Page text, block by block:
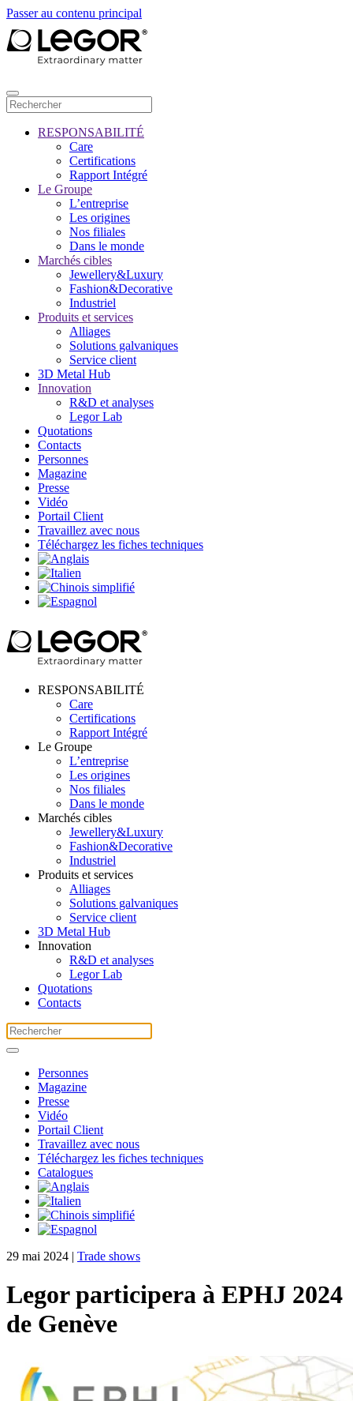
Passer au contenu principal
RESPONSABILITÉ
Care
Certifications
Rapport Intégré
Le Groupe
L’entreprise
Les origines
Nos filiales
Dans le monde
Marchés cibles
Jewellery&Luxury
Fashion&Decorative
Industriel
Produits et services
Alliages
Solutions galvaniques
Service client
3D Metal Hub
Innovation
R&D et analyses
Legor Lab
Quotations
Contacts
Personnes
Magazine
Presse
Vidéo
Portail Client
Travaillez avec nous
Téléchargez les fiches techniques
RESPONSABILITÉ
Care
Certifications
Rapport Intégré
Le Groupe
L’entreprise
Les origines
Nos filiales
Dans le monde
Marchés cibles
Jewellery&Luxury
Fashion&Decorative
Industriel
Produits et services
Alliages
Solutions galvaniques
Service client
3D Metal Hub
Innovation
R&D et analyses
Legor Lab
Quotations
Contacts
Personnes
Magazine
Presse
Vidéo
Portail Client
Travaillez avec nous
Téléchargez les fiches techniques
Catalogues
29 mai 2024 | Trade shows
Legor participera à EPHJ 2024
de Genève